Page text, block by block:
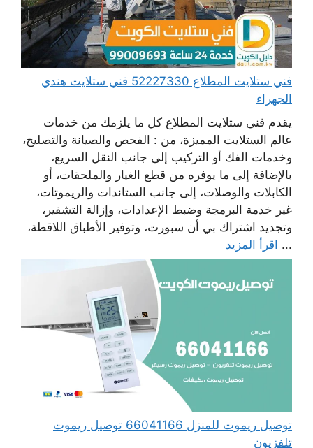
فني ستلايت المطلاع 52227330 فني ستلايت هندي
الجهراء
يقدم فني ستلايت المطلاع كل ما يلزمك من خدمات
عالم الستلايت المميزة، من : الفحص والصيانة والتصليح،
وخدمات الفك أو التركيب إلى جانب النقل السريع،
بالإضافة إلى ما يوفره من قطع الغيار والملحقات، أو
الكابلات والوصلات، إلى جانب الستاندات والريموتات،
غير خدمة البرمجة وضبط الإعدادات، وإزالة التشفير،
وتجديد اشتراك بي أن سبورت، وتوفير الأطباق اللاقطة،
... اقرأ المزيد
توصيل ريموت للمنزل 66041166 توصيل ريموت
تلفزيون